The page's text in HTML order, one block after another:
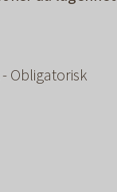
- Obligatorisk